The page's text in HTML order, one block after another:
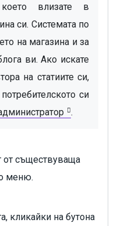
влизате в
си. Системата по
на магазина и за
ви. Ако искате
на статиите си,
си
.
от съществуваща
меню.
кликайки на бутона